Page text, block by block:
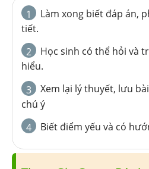
1
Làm xong biết đáp án,
tiết.
2
Học sinh có thể hỏi và
hiểu.
3
Xem lại lý thuyết, lưu
chú ý
4
Biết điểm yếu và có